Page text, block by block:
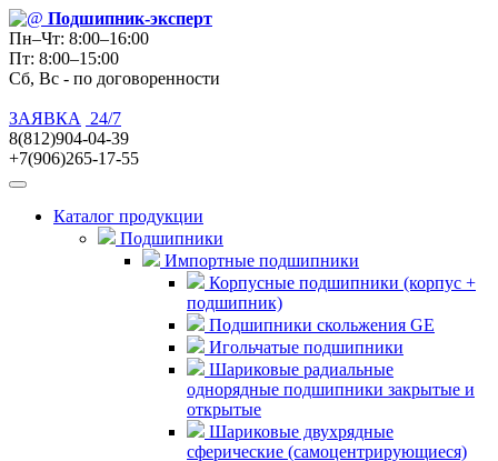
Подшипник-эксперт
Пн–Чт: 8:00–16:00
Пт: 8:00–15:00
Сб, Вс - по договоренности
ЗАЯВКА
24/7
8(812)904-04-39
+7(906)265-17-55
Каталог продукции
Подшипники
Импортные подшипники
Корпусные подшипники (корпус +
подшипник)
Подшипники скольжения GE
Игольчатые подшипники
Шариковые радиальные
однорядные подшипники закрытые и
открытые
Шариковые двухрядные
сферические (самоцентрирующиеся)